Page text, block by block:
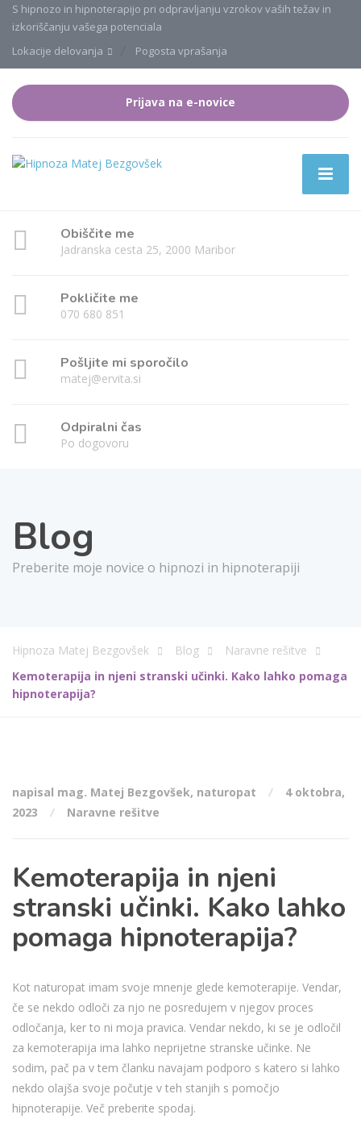
S hipnozo in hipnoterapijo pri odpravljanju vzrokov vaših težav in
izkoriščanju vašega potenciala
Lokacije delovanja
Pogosta vprašanja
Prijava na e-novice
Obiščite me
Jadranska cesta 25, 2000 Maribor
Pokličite me
070 680 851
Pošljite mi sporočilo
matej@ervita.si
Odpiralni čas
Po dogovoru
Blog
Preberite moje novice o hipnozi in hipnoterapiji
Hipnoza Matej Bezgovšek Blog
Naravne rešitve
Kemoterapija in njeni stranski učinki. Kako lahko pomaga
hipnoterapija?
napisal mag. Matej Bezgovšek, naturopat
4 oktobra,
2023
Naravne rešitve
Kemoterapija in njeni
stranski učinki. Kako lahko
pomaga hipnoterapija?
Kot naturopat imam svoje mnenje glede kemoterapije. Vendar,
če se nekdo odloči za njo ne posredujem v njegov proces
odločanja, ker to ni moja pravica. Vendar nekdo, ki se je odločil
za kemoterapija ima lahko neprijetne stranske učinke. Ne
sodim, pač pa v tem članku navajam podporo s katero si lahko
nekdo olajša svoje počutje v teh stanjih s pomočjo
hipnoterapije. Več preberite spodaj.